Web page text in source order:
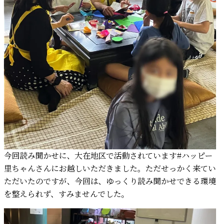
今回読み聞かせに、大在地区で活動されています#ハッピー
里ちゃんさんにお越しいただきました。ただせっかく来てい
ただいたのですが、今回は、ゆっくり読み聞かせできる環境
を整えられず、すみませんでした。